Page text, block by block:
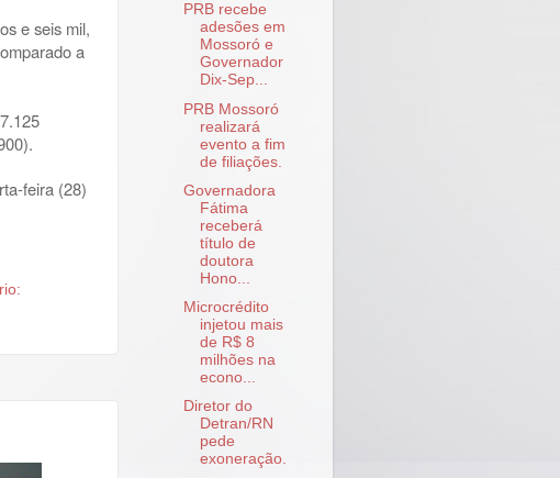
e seis mil,
a
feira (28)
PRB recebe
adesões em
Mossoró e
Governador
Dix-Sep...
PRB Mossoró
realizará
evento a fim
de filiações.
Governadora
Fátima
receberá
título de
doutora
Hono...
Microcrédito
injetou mais
de R$ 8
milhões na
econo...
Diretor do
Detran/RN
pede
exoneração.